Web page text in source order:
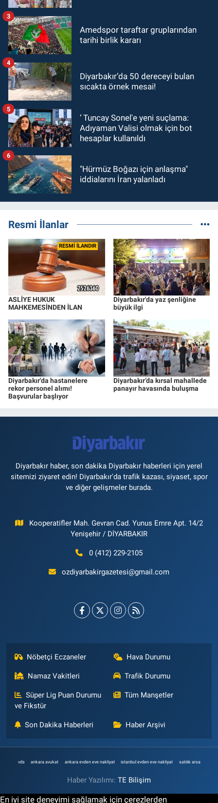
Amedspor taraftar gruplarından
tarihi birlik kararı
3
Diyarbakır’da 50 dereceyi bulan
sıcakta örnek mesai!
4
‘ Tuncay Sonel'e yeni suçlama:
Adıyaman Valisi olmak için bot
hesaplar kullanıldı
5
"Hürmüz Boğazı için anlaşma"
iddialarını İran yalanladı
6
Resmi İlanlar
RESMİ İLANDIR
ASLİYE HUKUK
MAHKEMESİNDEN İLAN
Diyarbakır'da yaz şenliğine
büyük ilgi
Diyarbakır'da hastanelere
rekor personel alımı!
Başvurular başlıyor
Diyarbakır’da kırsal mahallede
panayır havasında buluşma
Diyarbakır haber, son dakika Diyarbakır haberleri için yerel
sitemizi ziyaret edin! Diyarbakır'da trafik kazası, siyaset, spor
ve diğer gelişmeler burada.
Kooperatifler Mah. Gevran Cad. Yunus Emre Apt. 14/2
Yenişehir / DİYARBAKIR
0 (412) 229-2105
ozdiyarbakirgazetesi@gmail.com
Nöbetçi Eczaneler Hava Durumu
Namaz Vakitleri Trafik Durumu
Süper Lig Puan Durumu
ve Fikstür
Tüm Manşetler
Son Dakika Haberleri Haber Arşivi
vds ankara avukat ankara evden eve nakliyat istanbul evden eve nakliyat satılık arsa
Haber Yazılımı: TE Bilişim
En iyi site deneyimi sağlamak için çerezlerden